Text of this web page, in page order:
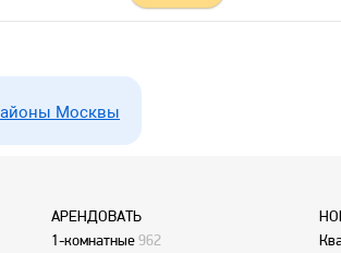
обл.
Москвы
АРЕНДОВАТЬ
1-комнатные962